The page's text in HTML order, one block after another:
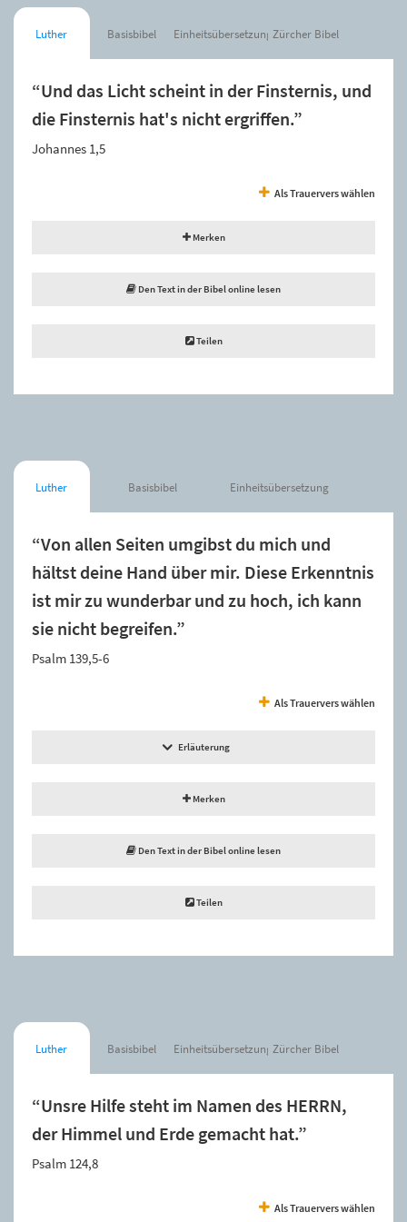
Luther Basisbibel Einheitsübersetzung Zürcher Bibel
“Und das Licht scheint in der Finsternis, und
die Finsternis hat's nicht ergriffen.”
Johannes 1,5
Als Trauervers wählen
Merken
Den Text in der Bibel online lesen
Teilen
Luther Basisbibel Einheitsübersetzung
“Von allen Seiten umgibst du mich und
hältst deine Hand über mir. Diese Erkenntnis
ist mir zu wunderbar und zu hoch, ich kann
sie nicht begreifen.”
Psalm 139,5-6
Als Trauervers wählen
Erläuterung
Merken
Den Text in der Bibel online lesen
Teilen
Luther Basisbibel Einheitsübersetzung Zürcher Bibel
“Unsre Hilfe steht im Namen des HERRN,
der Himmel und Erde gemacht hat.”
Psalm 124,8
Als Trauervers wählen